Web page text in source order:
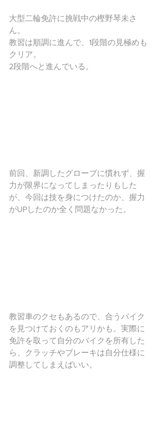
大型二輪免許に挑戦中の樫野琴未さ
ん。
教習は順調に進んで、1段階の見極めも
クリア。
2段階へと進んでいる。
前回、新調したグローブに慣れず、握
力が限界になってしまったりもした
が、今回は技を身につけたのか、握力
がUPしたのか全く問題なかった。
教習車のクセもあるので、合うバイク
を見つけておくのもアリかも。実際に
免許を取って自分のバイクを所有した
ら、クラッチやブレーキは自分仕様に
調整してしまえばいい。